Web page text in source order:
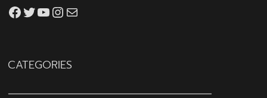
Facebook
Twitter
YouTube
Instagram
thaiprintshop.aw@gmail.com
CATEGORIES